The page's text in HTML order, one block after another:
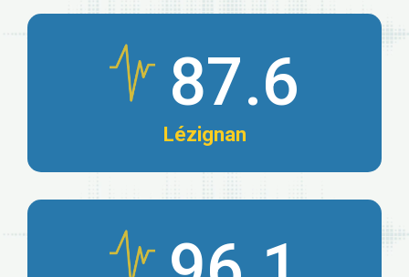
87.6
Lézignan